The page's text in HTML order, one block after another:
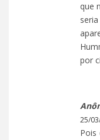
que
por
25/
Pois